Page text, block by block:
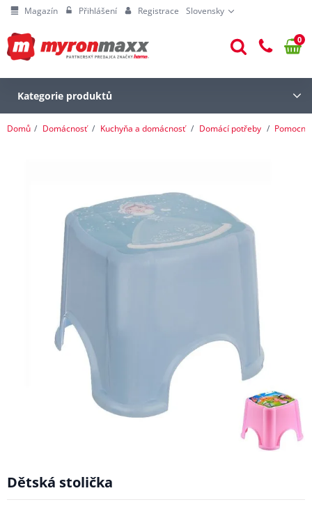
Magazín Přihlášení Registrace Slovensky
0
Kategorie produktů
Domů Domácnosť Kuchyňa a domácnosť Domácí potřeby
Dětská stolička